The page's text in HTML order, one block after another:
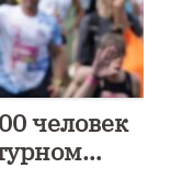
человек